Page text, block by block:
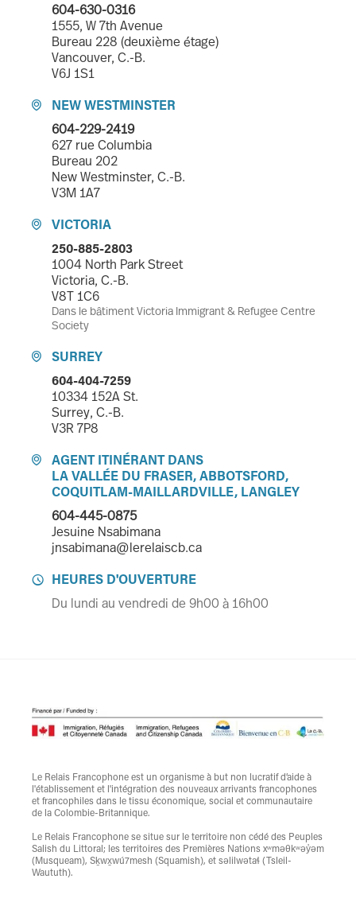
604-630-0316
1555, W 7th Avenue
Bureau 228 (deuxième étage)
Vancouver, C.-B.
V6J 1S1

NEW WESTMINSTER
604-229-2419
627 rue Columbia
Bureau 202
New Westminster, C.-B.
V3M 1A7

VICTORIA
250-885-2803
1004 North Park Street
Victoria, C.-B.
V8T 1C6
Dans le bâtiment Victoria Immigrant & Refugee Centre
Society

SURREY
604-404-7259
10334 152A St.
Surrey, C.-B.
V3R 7P8

AGENT ITINÉRANT DANS
LA VALLÉE DU FRASER, ABBOTSFORD,
COQUITLAM-MAILLARDVILLE, LANGLEY
604-445-0875
Jesuine Nsabimana
jnsabimana@lerelaiscb.ca

HEURES D'OUVERTURE
Du lundi au vendredi de 9h00 à 16h00
Le Relais Francophone est un organisme à but non lucratif d’aide à
l'établissement et l'intégration des nouveaux arrivants francophones
et francophiles dans le tissu économique, social et communautaire
de la Colombie-Britannique.
Le Relais Francophone se situe sur le territoire non cédé des Peuples
Salish du Littoral; les territoires des Premières Nations xʷməθkʷəy̓əm
(Musqueam), Sḵwx̱wú7mesh (Squamish), et səlilwətaɬ (Tsleil-
Waututh).